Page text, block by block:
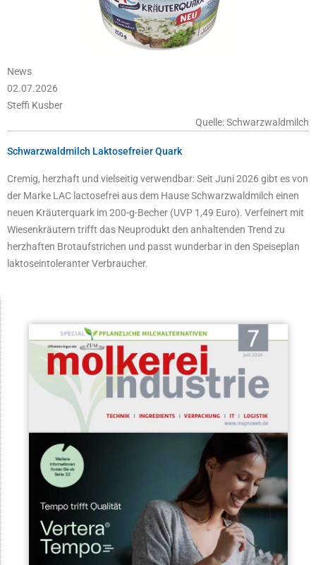
News
02.07.2026
Steffi Kusber
Quelle: Schwarzwaldmilch
Schwarzwaldmilch Laktosefreier Quark
Cremig, herzhaft und vielseitig verwendbar: Seit Juni 2026 gibt es von
der Marke LAC lactosefrei aus dem Hause Schwarzwaldmilch einen
neuen Kräuterquark im 200-g-Becher (UVP 1,49 Euro). Verfeinert mit
Wiesenkräutern trifft das Neuprodukt den anhaltenden Trend zu
herzhaften Brotaufstrichen und passt wunderbar in den Speiseplan
laktoseintoleranter Verbraucher.